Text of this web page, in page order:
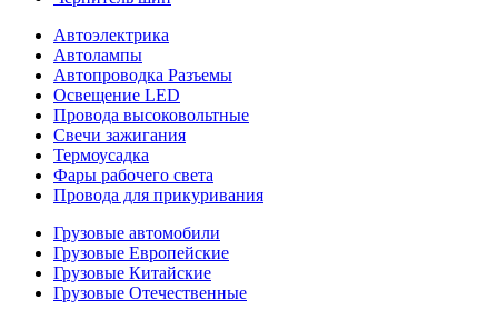
Автоэлектрика
Автолампы
Автопроводка Разъемы
Освещение LED
Провода высоковольтные
Свечи зажигания
Термоусадка
Фары рабочего света
Провода для прикуривания
Грузовые автомобили
Грузовые Европейские
Грузовые Китайские
Грузовые Отечественные